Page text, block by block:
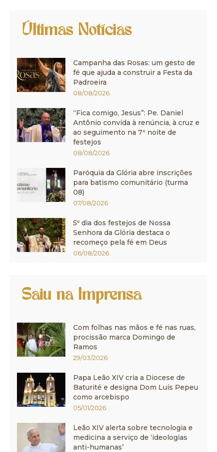
Últimas Notícias
Campanha das Rosas: um gesto de
fé que ajuda a construir a Festa da
Padroeira
08/08/2026
“Fica comigo, Jesus”: Pe. Daniel
Antônio convida à renúncia, à cruz e
ao seguimento na 7ª noite de
festejos
08/08/2026
Paróquia da Glória abre inscrições
para batismo comunitário (turma
08)
07/08/2026
5º dia dos festejos de Nossa
Senhora da Glória destaca o
recomeço pela fé em Deus
06/08/2026
Saiu na Imprensa
Com folhas nas mãos e fé nas ruas,
procissão marca Domingo de
Ramos
29/03/2026
Papa Leão XIV cria a Diocese de
Baturité e designa Dom Luís Pepeu
como arcebispo
05/01/2026
Leão XIV alerta sobre tecnologia e
medicina a serviço de ‘ideologias
anti-humanas’